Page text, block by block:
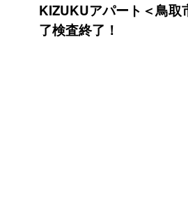
KIZUKUアパート＜鳥
了検査終了！